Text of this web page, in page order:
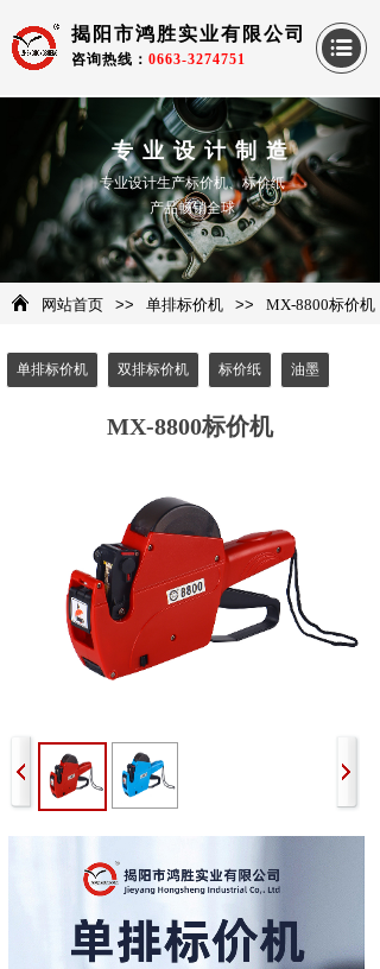
揭阳市鸿胜实业有限公司
咨询热线： 0663-3274751
专业设计制造
专业设计生产标价机、标价纸
产品畅销全球
网站首页 >> 单排标价机 >> MX-8800标价机
单排标价机 双排标价机 标价纸 油墨
MX-8800标价机